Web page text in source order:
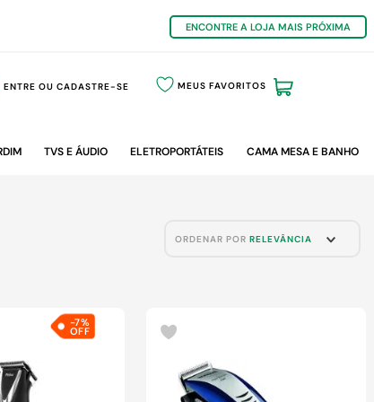
ENCONTRE A LOJA MAIS PRÓXIMA
ENTRE OU CADASTRE-SE MEUS FAVORITOS
TVS E ÁUDIO ELETROPORTÁTEIS CAMA MESA E BANHO
ORDENAR POR RELEVÂNCIA
-7%